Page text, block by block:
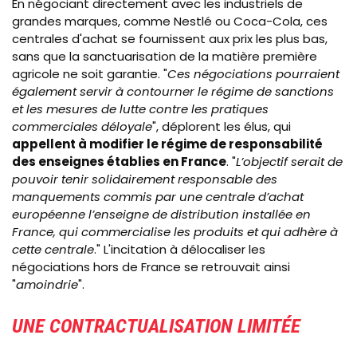
En négociant directement avec les industriels de
grandes marques, comme Nestlé ou Coca-Cola, ces
centrales d'achat se fournissent aux prix les plus bas,
sans que la sanctuarisation de la matière première
agricole ne soit garantie. "Ces négociations pourraient
également servir à contourner le régime de sanctions
et les mesures de lutte contre les pratiques
commerciales déloyale", déplorent les élus, qui
appellent à modifier le régime de responsabilité
des enseignes établies en France. "L’objectif serait de
pouvoir tenir solidairement responsable des
manquements commis par une centrale d’achat
européenne l’enseigne de distribution installée en
France, qui commercialise les produits et qui adhère à
cette centrale." L'incitation à délocaliser les
négociations hors de France se retrouvait ainsi
"amoindrie".
UNE CONTRACTUALISATION LIMITÉE